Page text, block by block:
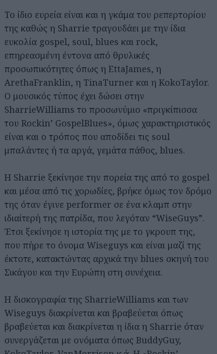
Το ίδιο ευρεία είναι και η γκάμα του ρεπερτορίου
της καθώς η Sharrie τραγουδάει με την ίδια
ευκολία gospel, soul, blues και rock,
επηρεασμένη έντονα από θρυλικές
προσωπικότητες όπως η EttaJames, η
ArethaFranklin, η TinaTurner και η KokoTaylor.
Ο μουσικός τύπος έχει δώσει στην
SharrieWilliams το προσωνύμιο «πριγκίπισσα
του Rockin’ GospelBlues», όμως χαρακτηριστικός
είναι και ο τρόπος που αποδίδει τις soul
μπαλάντες ή τα αργά, γεμάτα πάθος, blues.
Η Sharrie ξεκίνησε την πορεία της από το gospel
και μέσα από τις χορωδίες, βρήκε όμως τον δρόμο
της όταν έγινε performer σε ένα κλαμπ στην
ιδιαίτερή της πατρίδα, που λεγόταν “WiseGuys”.
Έτσι ξεκίνησε η ιστορία της με το γκρουπ της,
που πήρε το όνομα Wiseguys και είναι μαζί της
έκτοτε, κατακτώντας αρχικά την blues σκηνή του
Σικάγου και την Ευρώπη στη συνέχεια.
Η δισκογραφία της SharrieWilliams και των
Wiseguys διακρίνεται και βραβεύεται όπως
βραβεύεται και διακρίνεται η ίδια η Sharrie όταν
συνεργάζεται με ονόματα όπως BuddyGuy,